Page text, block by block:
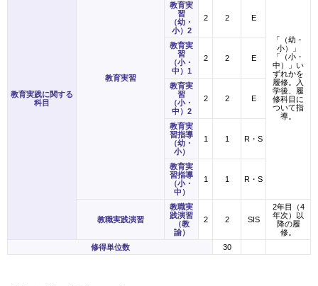
教育実践に関する
科目
教育実習
「（幼・
小）」
「（小・
中）」い
ずれかを
履修。入
学後、履
修科目に
ついて指
導。
教育実
習
（幼・
小）2
2 2 E
教育実
習
（小・
中）1
2 2 E
教育実
習
（小・
中）2
2 2 E
教育実
習指導
（幼・
小）
1 1 R・S
教育実
習指導
（小・
中）
1 1 R・S
教職実践演習
教職実
践演習
（教
諭）
2 2 SIS
2年目（4
年次）以
降の履
修。
修得単位数
30